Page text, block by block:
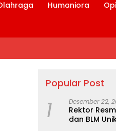
Humaniora
Popular Post
1 Desember 22,
Rektor
dan BLM